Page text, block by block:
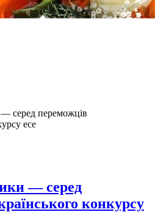
серед переможців
есе
— серед
конкурсу